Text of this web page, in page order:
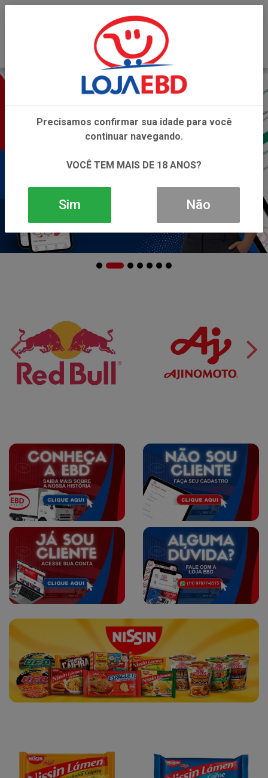
Precisamos confirmar sua idade para você
continuar navegando.
VOCÊ TEM MAIS DE 18 ANOS?
Sim Não